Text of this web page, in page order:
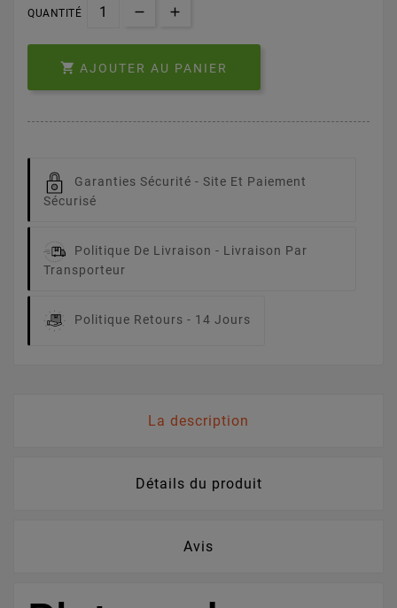
QUANTITÉ
 AJOUTER AU PANIER
Garanties Sécurité - Site Et Paiement
Sécurisé
Politique De Livraison - Livraison Par
Transporteur
Politique Retours - 14 Jours
La description
Détails du produit
Avis